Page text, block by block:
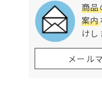
商品
案内
けし
メール